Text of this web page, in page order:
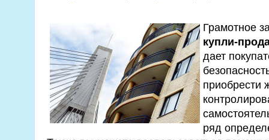
Грамотное
купли-
дает
приобрести
ряд